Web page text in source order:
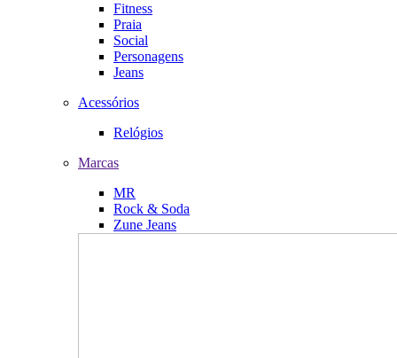
Fitness
Praia
Social
Personagens
Jeans
Acessórios
Relógios
Marcas
MR
Rock & Soda
Zune Jeans